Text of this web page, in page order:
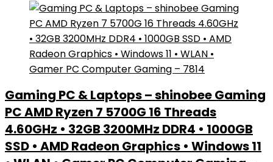
Gaming PC & Laptops – shinobee Gaming
PC AMD Ryzen 7 5700G 16 Threads
4.60GHz • 32GB 3200MHz DDR4 • 1000GB
SSD • AMD Radeon Graphics • Windows 11